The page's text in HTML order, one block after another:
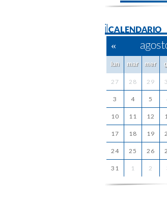
ilCALENDARIO
«
lun mar mer
27 28 29
3 4 5
10 11 12
17 18 19
24 25 26
31 1 2